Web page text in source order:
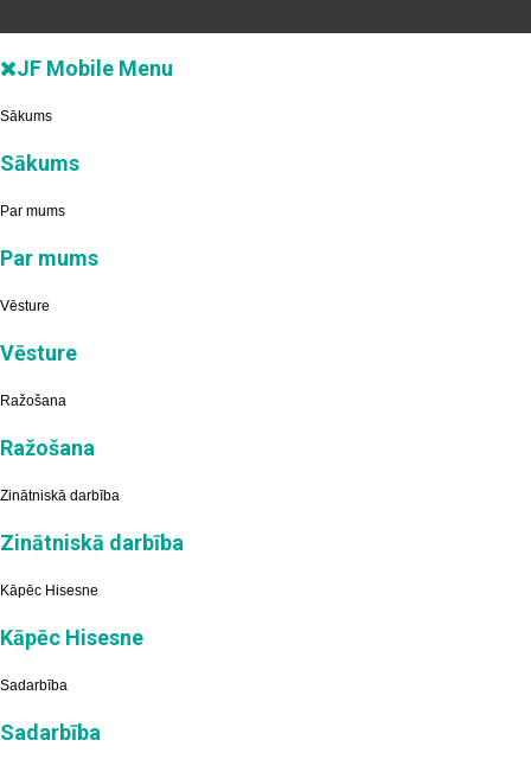
JF Mobile Menu
Sākums
Sākums
Par mums
Par mums
Vēsture
Vēsture
Ražošana
Ražošana
Zinātniskā darbība
Zinātniskā darbība
Kāpēc Hisesne
Kāpēc Hisesne
Sadarbība
Sadarbība